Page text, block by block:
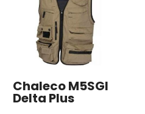
Chaleco M5SGI
Delta Plus